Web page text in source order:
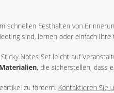
schnellen Festhalten von
sind, lernen oder einfach Ihre
Sticky Notes Set leicht auf
, die sicherstellen, dass
zu fördern. Kontaktieren Sie